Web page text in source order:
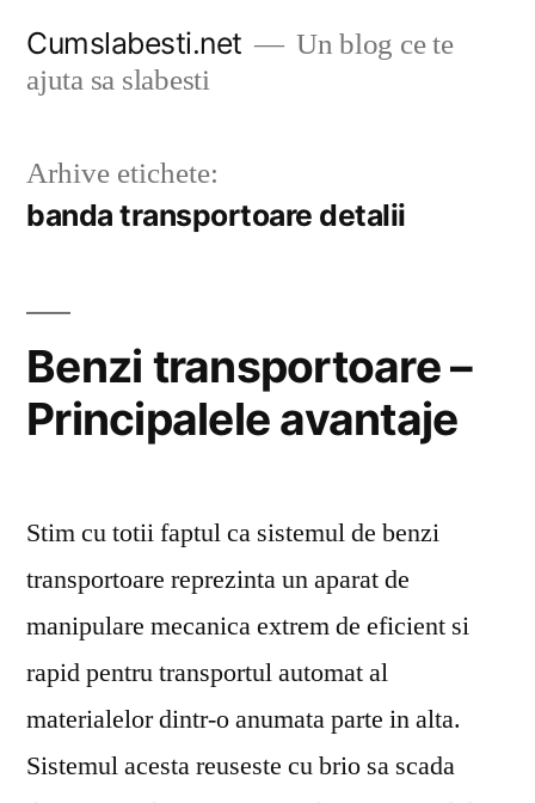
Cumslabesti.net
Un blog ce te
ajuta sa slabesti
Arhive etichete:
banda transportoare detalii
Benzi transportoare –
Principalele avantaje
Stim cu totii faptul ca sistemul de benzi
transportoare reprezinta un aparat de
manipulare mecanica extrem de eficient si
rapid pentru transportul automat al
materialelor dintr-o anumata parte in alta.
Sistemul acesta reuseste cu brio sa scada